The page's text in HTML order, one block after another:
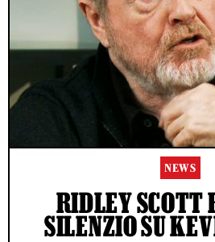
NEWS
RIDLEY SCOTT
SILENZIO SU